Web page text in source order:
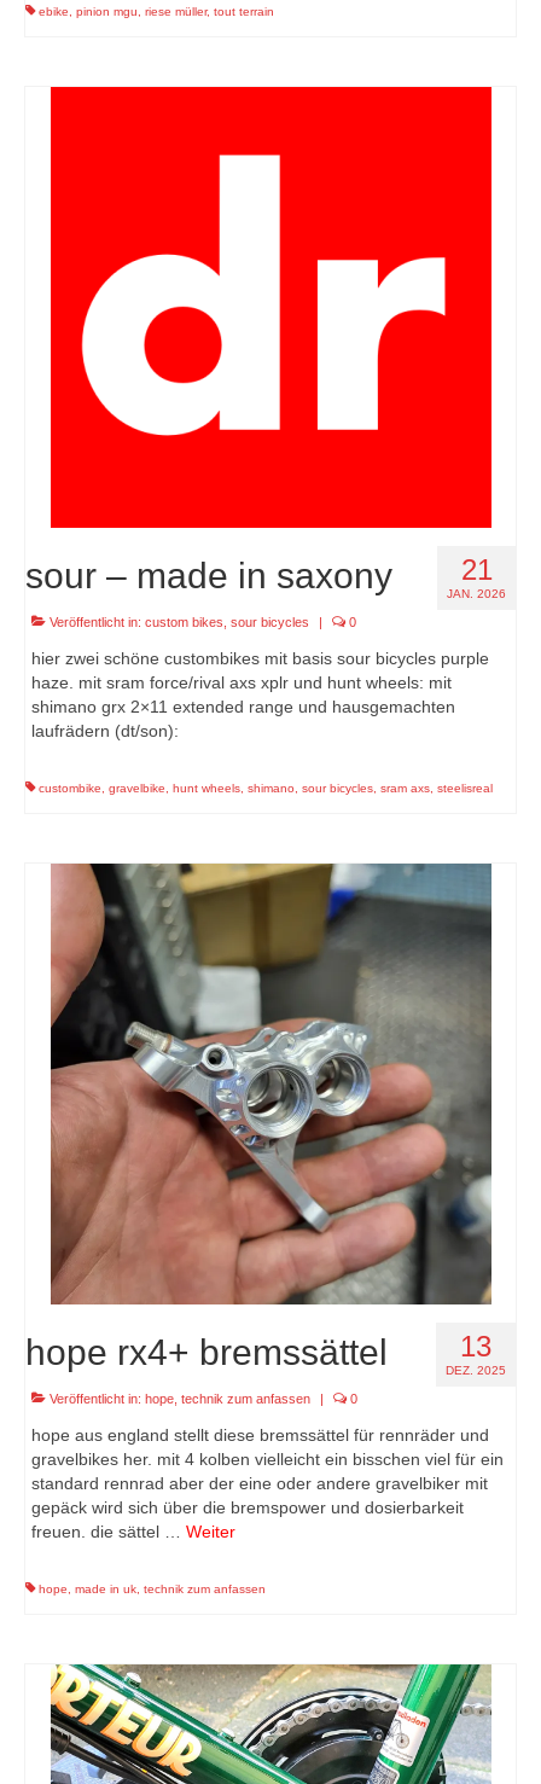
ebike pinion mgu riese müller, tout terrain
21
JAN. 2026
sour – made in saxony
Veröffentlicht in: custom bikes sour bicycles | 0
hier zwei schöne custombikes mit basis sour bicycles purple
haze. mit sram force/rival axs xplr und hunt wheels: mit
shimano grx 2×11 extended range und hausgemachten
laufrädern (dt/son):
custombike gravelbike hunt wheels shimano sour bicycles sram axs steelisreal
13
DEZ. 2025
hope rx4+ bremssättel
Veröffentlicht in: hope technik zum anfassen | 0
hope aus england stellt diese bremssättel für rennräder und
gravelbikes her. mit 4 kolben vielleicht ein bisschen viel für ein
standard rennrad aber der eine oder andere gravelbiker mit
gepäck wird sich über die bremspower und dosierbarkeit
freuen. die sättel … Weiter
hope made in uk technik zum anfassen